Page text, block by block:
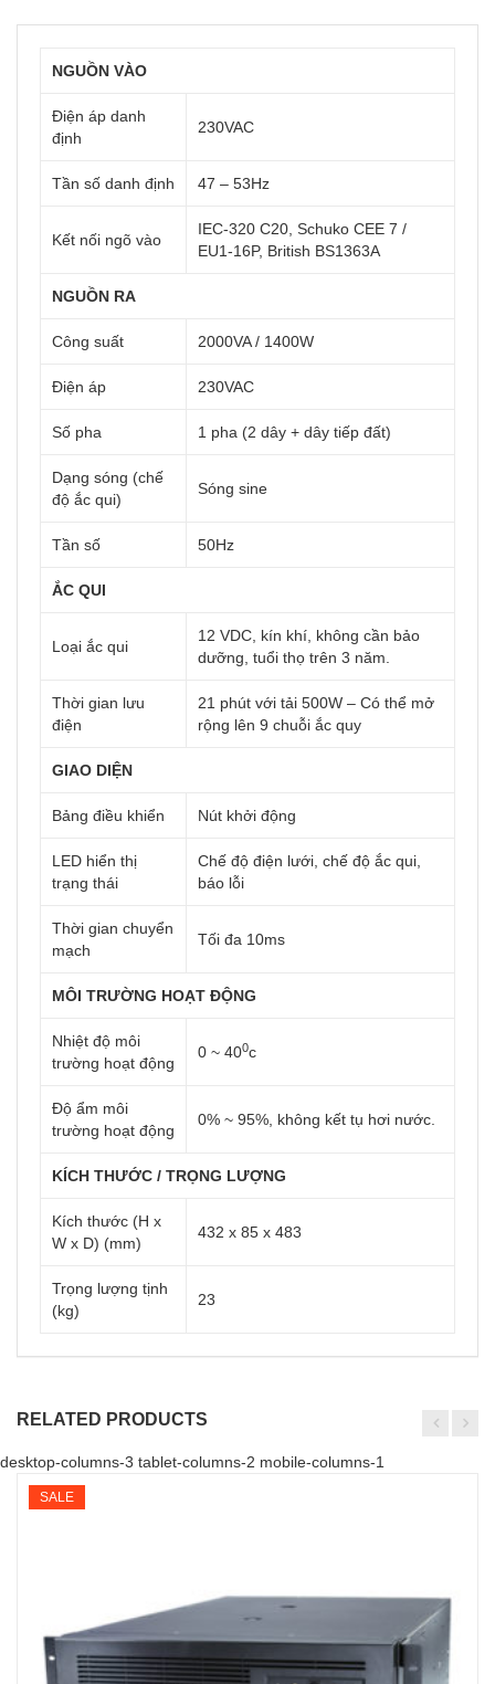
NGUỒN VÀO
Điện áp danh
định
230VAC
Tần số danh định 47 – 53Hz
Kết nối ngõ vào
IEC-320 C20, Schuko CEE 7 /
EU1-16P, British BS1363A
NGUỒN RA
Công suất 2000VA / 1400W
Điện áp 230VAC
Số pha 1 pha (2 dây + dây tiếp đất)
Dạng sóng (chế
độ ắc qui)
Sóng sine
Tần số 50Hz
ẮC QUI
Loại ắc qui
12 VDC, kín khí, không cần bảo
dưỡng, tuổi thọ trên 3 năm.
Thời gian lưu
điện
21 phút với tải 500W – Có thể mở
rộng lên 9 chuỗi ắc quy
GIAO DIỆN
Bảng điều khiển Nút khởi động
LED hiển thị
trạng thái
Chế độ điện lưới, chế độ ắc qui,
báo lỗi
Thời gian chuyển
mạch
Tối đa 10ms
MÔI TRƯỜNG HOẠT ĐỘNG
Nhiệt độ môi
trường hoạt động
0 ~ 400c
Độ ẩm môi
trường hoạt động
0% ~ 95%, không kết tụ hơi nước.
KÍCH THƯỚC / TRỌNG LƯỢNG
Kích thước (H x
W x D) (mm)
432 x 85 x 483
Trọng lượng tịnh
(kg)
23
RELATED PRODUCTS
desktop-columns-3 tablet-columns-2 mobile-columns-1
SALE